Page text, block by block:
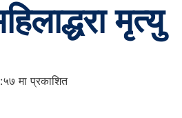
मृत्यु
मा प्रकाशित